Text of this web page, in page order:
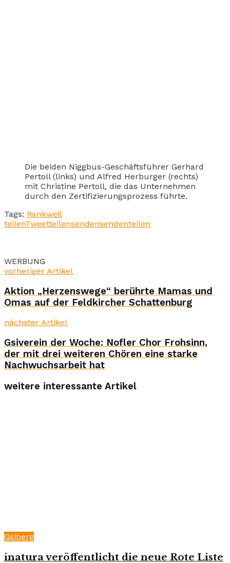
Die beiden Niggbus-Geschäftsführer Gerhard
Pertoll (links) und Alfred Herburger (rechts)
mit Christine Pertoll, die das Unternehmen
durch den Zertifizierungsprozess führte.
Tags: Rankweil
teilenTweetteilensendensendenteilen
WERBUNG
vorheriger Artikel
Aktion „Herzenswege“ berührte Mamas und
Omas auf der Feldkircher Schattenburg
nächster Artikel
Gsiverein der Woche: Nofler Chor Frohsinn,
der mit drei weiteren Chören eine starke
Nachwuchsarbeit hat
weitere interessante Artikel
Gsiberg
inatura veröffentlicht die neue Rote Liste